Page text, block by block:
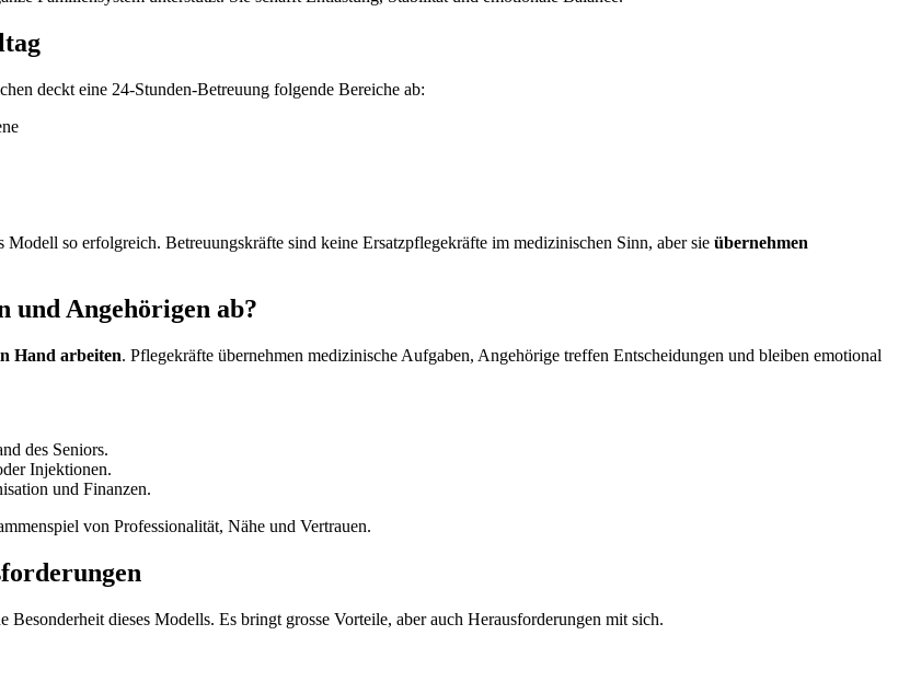
deckt eine 24-Stunden-Betreuung folgende Bereiche ab:
so erfolgreich. Betreuungskräfte sind keine Ersatzpflegekräfte im medizinischen Sinn, aber sie übernehmen
und Angehörigen ab?
Hand arbeiten. Pflegekräfte übernehmen medizinische Aufgaben, Angehörige treffen Entscheidungen und bleiben emotional
des Seniors.
Injektionen.
und Finanzen.
von Professionalität, Nähe und Vertrauen.
dieses Modells. Es bringt grosse Vorteile, aber auch Herausforderungen mit sich.